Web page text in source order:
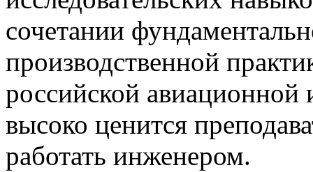
сочетании
производственной
российской авиационной
высоко ценится
работать инженером.